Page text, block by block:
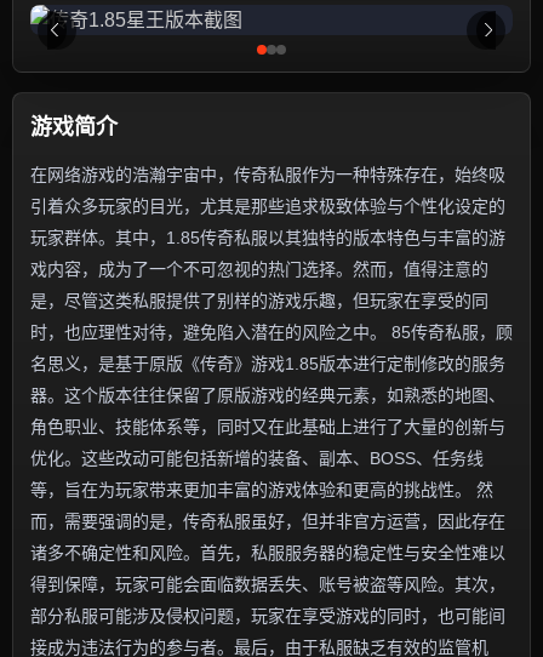
游戏简介
在网络游戏的浩瀚宇宙中，传奇私服作为一种特殊存在，始终吸
引着众多玩家的目光，尤其是那些追求极致体验与个性化设定的
玩家群体。其中，1.85传奇私服以其独特的版本特色与丰富的游
戏内容，成为了一个不可忽视的热门选择。然而，值得注意的
是，尽管这类私服提供了别样的游戏乐趣，但玩家在享受的同
时，也应理性对待，避免陷入潜在的风险之中。 85传奇私服，顾
名思义，是基于原版《传奇》游戏1.85版本进行定制修改的服务
器。这个版本往往保留了原版游戏的经典元素，如熟悉的地图、
角色职业、技能体系等，同时又在此基础上进行了大量的创新与
优化。这些改动可能包括新增的装备、副本、BOSS、任务线
等，旨在为玩家带来更加丰富的游戏体验和更高的挑战性。 然
而，需要强调的是，传奇私服虽好，但并非官方运营，因此存在
诸多不确定性和风险。首先，私服服务器的稳定性与安全性难以
得到保障，玩家可能会面临数据丢失、账号被盗等风险。其次，
部分私服可能涉及侵权问题，玩家在享受游戏的同时，也可能间
接成为违法行为的参与者。最后，由于私服缺乏有效的监管机